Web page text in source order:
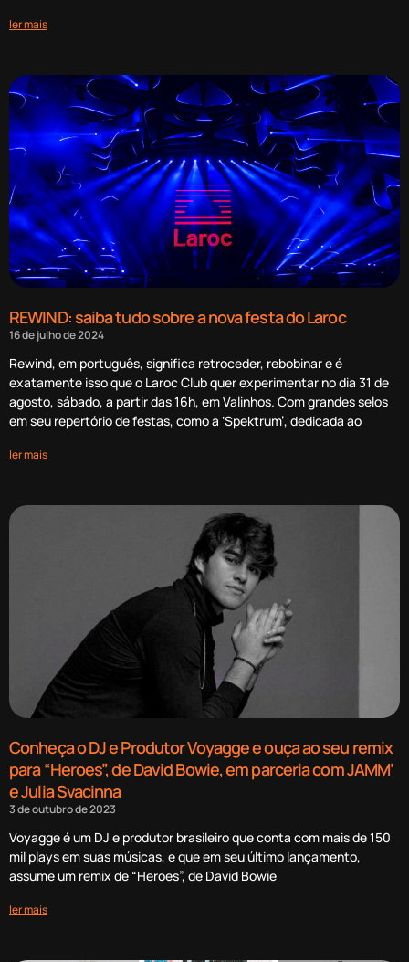
ler mais
REWIND: saiba tudo sobre a nova festa do Laroc
16 de julho de 2024
Rewind, em português, significa retroceder, rebobinar e é
exatamente isso que o Laroc Club quer experimentar no dia 31 de
agosto, sábado, a partir das 16h, em Valinhos. Com grandes selos
em seu repertório de festas, como a ‘Spektrum’, dedicada ao
ler mais
Conheça o DJ e Produtor Voyagge e ouça ao seu remix
para “Heroes”, de David Bowie, em parceria com JAMM’
e Julia Svacinna
3 de outubro de 2023
Voyagge é um DJ e produtor brasileiro que conta com mais de 150
mil plays em suas músicas, e que em seu último lançamento,
assume um remix de “Heroes”, de David Bowie
ler mais